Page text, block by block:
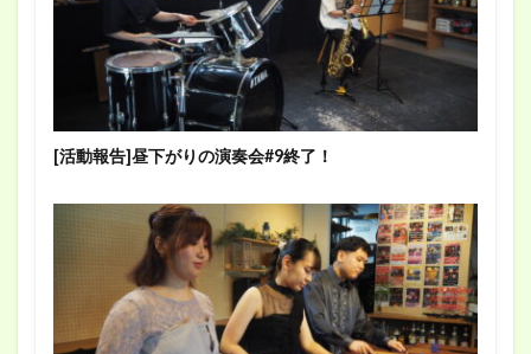
[活動報告]昼下がりの演奏会#9終了！